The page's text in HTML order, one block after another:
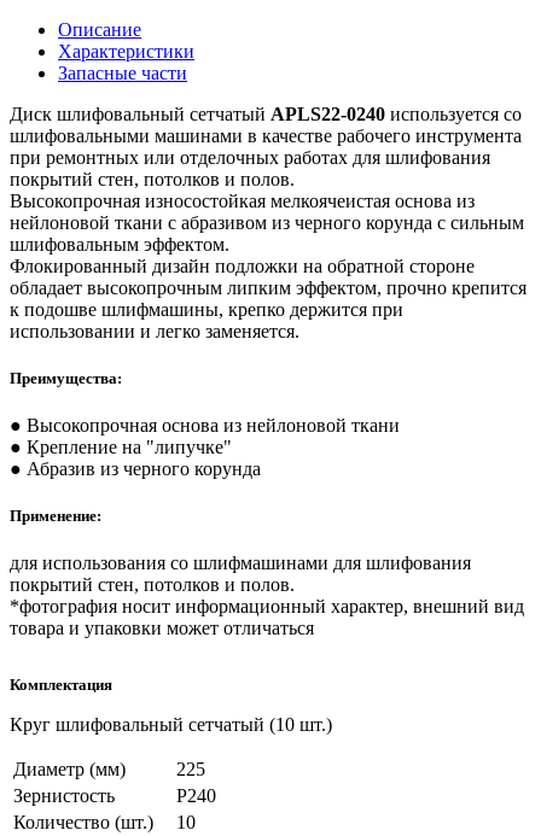
Описание
Характеристики
Запасные части
Диск шлифовальный сетчатый APLS22-0240 используется со
шлифовальными машинами в качестве рабочего инструмента
при ремонтных или отделочных работах для шлифования
покрытий стен, потолков и полов.
Высокопрочная износостойкая мелкоячеистая основа из
нейлоновой ткани с абразивом из черного корунда с сильным
шлифовальным эффектом.
Флокированный дизайн подложки на обратной стороне
обладает высокопрочным липким эффектом, прочно крепится
к подошве шлифмашины, крепко держится при
использовании и легко заменяется.
Преимущества:
● Высокопрочная основа из нейлоновой ткани
● Крепление на "липучке"
● Абразив из черного корунда
Применение:
для использования со шлифмашинами для шлифования
покрытий стен, потолков и полов.
*фотография носит информационный характер, внешний вид
товара и упаковки может отличаться
Комплектация
Круг шлифовальный сетчатый (10 шт.)
Диаметр (мм)
225
Зернистость
Р240
Количество (шт.)
10